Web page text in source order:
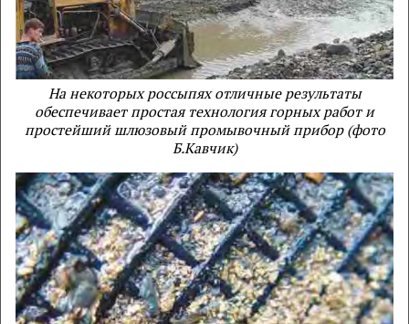
На некоторых россыпях отличные результаты
обеспечивает простая технология горных работ и
простейший шлюзовый промывочный прибор (фото
Б.Кавчик)